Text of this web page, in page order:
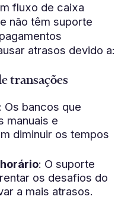
fluxo de caixa
não têm suporte
atrasos devido a:
transações
Os bancos que
manuais e
diminuir os tempos
: O suporte
os desafios do
a mais atrasos.